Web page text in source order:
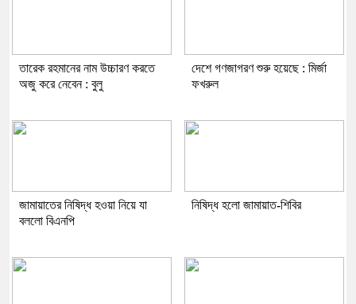
তারেক রহমানের নাম উচ্চারণ করতে
অজু করে নেবেন : বুলু
দেশে গণজাগরণ শুরু হয়েছে : মির্জা
ফখরুল
জামায়াতের নিষিদ্ধ হওয়া নিয়ে যা
বললো বিএনপি
নিষিদ্ধ হলো জামায়াত-শিবির